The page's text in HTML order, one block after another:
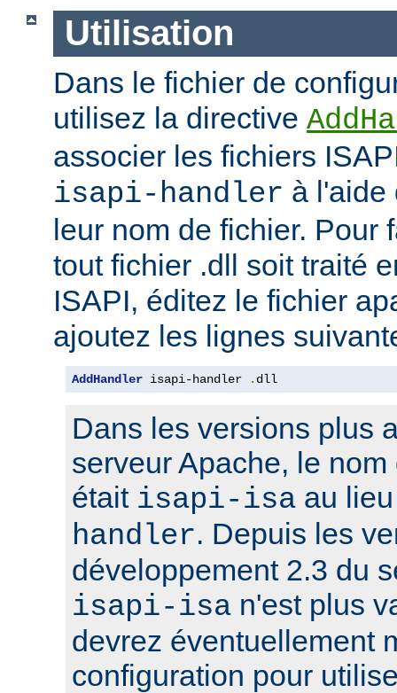
Utilisation
Dans le fichier de
utilisez la directive
associer les fichiers
isapi-handler à l'aide
leur nom de fichier. Pour
tout fichier .dll soit traité
ISAPI, éditez le fichier
ajoutez les lignes
AddHandler isapi-handler . dll
Dans les versions plus
serveur Apache, le
était isapi-isa au
handler. Depuis les
développement 2.3 du
isapi-isa n'est plus
devrez éventuellement
configuration pour